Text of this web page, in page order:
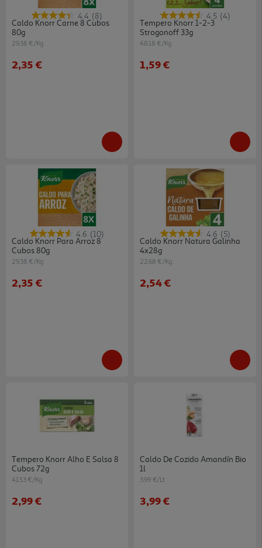
4.4 (8)
Caldo Knorr Carne 8 Cubos
80g
29.38 €/Kg
2,35 €
4.5 (4)
Tempero Knorr 1-2-3
Strogonoff 33g
48.18 €/Kg
1,59 €
4.6 (10)
Caldo Knorr Para Arroz 8
Cubos 80g
29.38 €/Kg
2,35 €
4.6 (5)
Caldo Knorr Natura Galinha
4x28g
22.68 €/Kg
2,54 €
Tempero Knorr Alho E Salsa 8
Cubos 72g
41.53 €/Kg
2,99 €
Caldo De Cozido Amandín Bio
1l
3.99 €/Lt
3,99 €